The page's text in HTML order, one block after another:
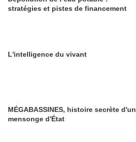
stratégies et pistes de financement
L'intelligence du vivant
MÉGABASSINES, histoire secrète d'un
mensonge d'État